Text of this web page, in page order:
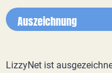
Auszeichnung
LizzyNet ist